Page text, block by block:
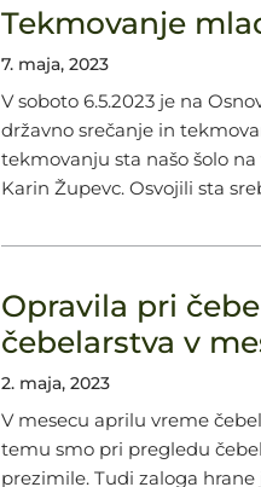
Tekmovanje
7. maja, 2023
V soboto 6.5.2023 je na
državno srečanje in
tekmovanju sta našo šolo
Karin Župevc. Osvojili sta
Opravila pri
čebelarstva v
2. maja, 2023
V mesecu aprilu vreme
temu smo pri pregledu
prezimile. Tudi zaloga